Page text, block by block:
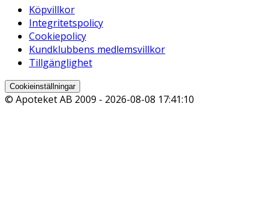
Köpvillkor
Integritetspolicy
Cookiepolicy
Kundklubbens medlemsvillkor
Tillgänglighet
Cookieinställningar
© Apoteket AB 2009 - 2026-08-08 17:41:10